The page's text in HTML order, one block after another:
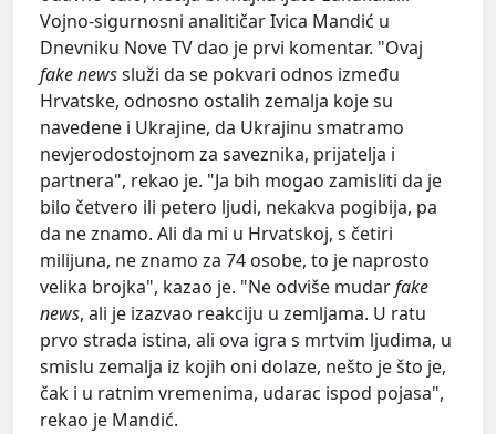
Vojno-sigurnosni analitičar Ivica Mandić u
Dnevniku Nove TV dao je prvi komentar. "Ovaj
fakenewssluži da se pokvari odnos između
Hrvatske, odnosno ostalih zemalja koje su
navedene i Ukrajine, da Ukrajinu smatramo
nevjerodostojnom za saveznika, prijatelja i
partnera", rekao je. "Ja bih mogao zamisliti da je
bilo četvero ili petero ljudi, nekakva pogibija, pa
da ne znamo. Ali da mi u Hrvatskoj, s četiri
milijuna, ne znamo za 74 osobe, to je naprosto
velika brojka", kazao je. "Ne odviše mudarfake
news, ali je izazvao reakciju u zemljama. U ratu
prvo strada istina, ali ova igra s mrtvim ljudima, u
smislu zemalja iz kojih oni dolaze, nešto je što je,
čak i u ratnim vremenima, udarac ispod pojasa",
rekao je Mandić.